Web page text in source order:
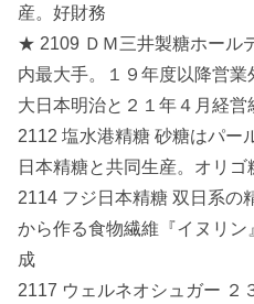
産。好財務
★ 2109 ＤＭ三井製糖ホール
内最大手。１９年度以降営業
大日本明治と２１年４月経営
2112 塩水港精糖 砂糖はパー
日本精糖と共同生産。オリ
2114 フジ日本精糖 双日系の
から作る食物繊維『イヌリ
成
2117 ウェルネオシュガー ２